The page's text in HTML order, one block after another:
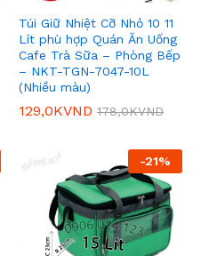
Túi Giữ Nhiệt Cỡ Nhỏ 10 11
Lít phù hợp Quán Ăn Uống
Cafe Trà Sữa – Phòng Bếp
– NKT-TGN-7047-10L
(Nhiều màu)
129,0KVND 178,0KVND
-21%